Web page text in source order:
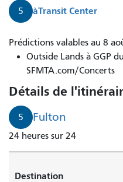
5 àTransit Center
Prédictions valables au 8
Outside Lands à GGP
SFMTA.com/Concerts
Détails de
5 Fulton
24 heures sur 24
Destination